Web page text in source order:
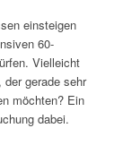
einsteigen
60-
Vielleicht
gerade sehr
möchten? Ein
dabei.